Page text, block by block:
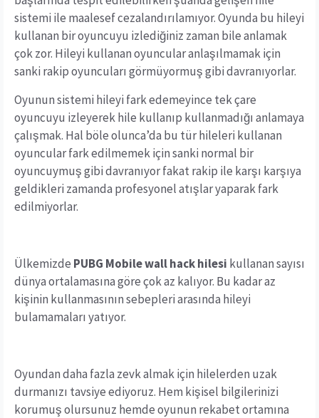
sistemi ile maalesef cezalandırılamıyor. Oyunda bu hileyi
kullanan bir oyuncuyu izlediğiniz zaman bile anlamak
çok zor. Hileyi kullanan oyuncular anlaşılmamak için
sanki rakip oyuncuları görmüyormuş gibi davranıyorlar.
Oyunun sistemi hileyi fark edemeyince tek çare
oyuncuyu izleyerek hile kullanıp kullanmadığı anlamaya
çalışmak. Hal böle olunca’da bu tür hileleri kullanan
oyuncular fark edilmemek için sanki normal bir
oyuncuymuş gibi davranıyor fakat rakip ile karşı karşıya
geldikleri zamanda profesyonel atışlar yaparak fark
edilmiyorlar.
Ülkemizde PUBG Mobile wall hack hilesi kullanan sayısı
dünya ortalamasına göre çok az kalıyor. Bu kadar az
kişinin kullanmasının sebepleri arasında hileyi
bulamamaları yatıyor.
Oyundan daha fazla zevk almak için hilelerden uzak
durmanızı tavsiye ediyoruz. Hem kişisel bilgilerinizi
korumuş olursunuz hemde oyunun rekabet ortamına